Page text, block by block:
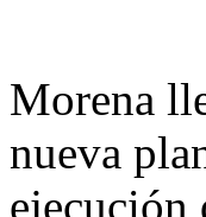
Morena
nueva
ejecución